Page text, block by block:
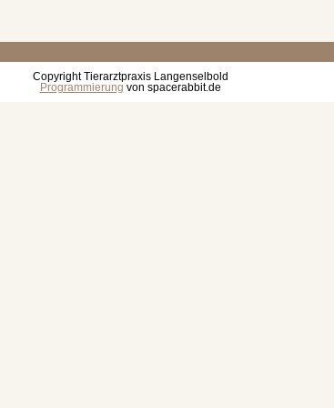
Copyright Tierarztpraxis Langenselbold
Programmierung von spacerabbit.de